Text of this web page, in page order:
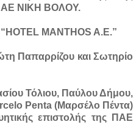
ΠΑΕ ΝΙΚΗ ΒΟΛΟΥ.
MANTHOS A.E.”
Παπαρρίζου και Σωτηρίο
Τόλιου, Παύλου Δήμου,
Penta (Μαρσέλο Πέντα)
επιστολής της ΠΑΕ